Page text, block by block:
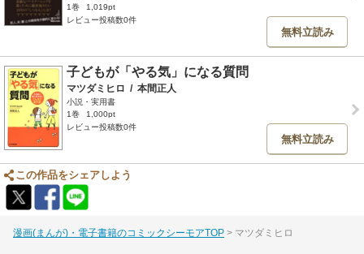
1巻
1,019pt
レビュー投稿数0件
無料立読み
子どもが「やる気」になる質問
マツダミヒロ / 本間正人
小説・実用書
1巻
1,000pt
レビュー投稿数0件
無料立読み
この作品をシェアしよう
漫画(まんが)・電子書籍のコミックシーモアTOP マツダミヒロ